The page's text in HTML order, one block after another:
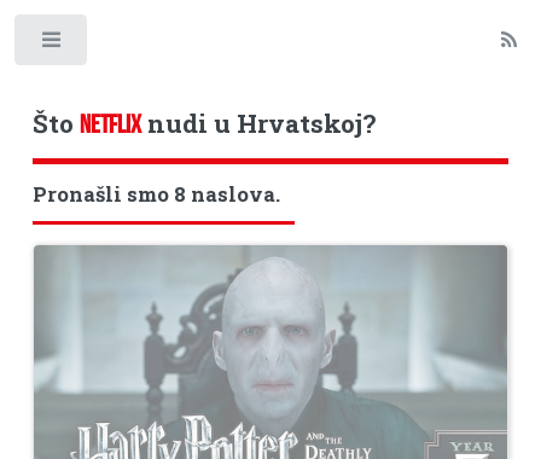
Što NETFLIXnudi u Hrvatskoj?
Pronašli smo 8 naslova.